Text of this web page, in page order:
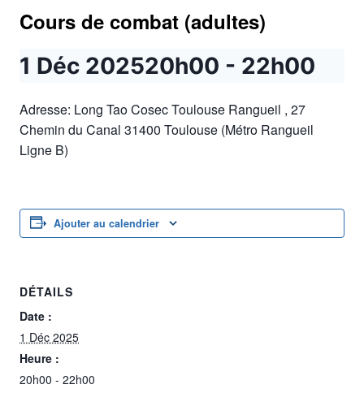
Cours de combat (adultes)
1 Déc 202520h00 - 22h00
Adresse: Long Tao Cosec Toulouse Rangueil , 27
Chemin du Canal 31400 Toulouse (Métro Rangueil
Ligne B)
Ajouter au calendrier
DÉTAILS
Date :
1 Déc 2025
Heure :
20h00 - 22h00